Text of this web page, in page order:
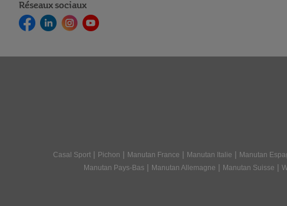
Réseaux sociaux
Casal Sport | Pichon | Manutan France | Manutan Italie | Manutan
Manutan Pays-Bas | Manutan Allemagne | Manutan Suisse |